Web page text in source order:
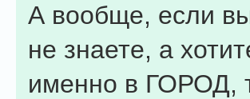
А вообще, если
не знаете, а
именно в ГОРОД,